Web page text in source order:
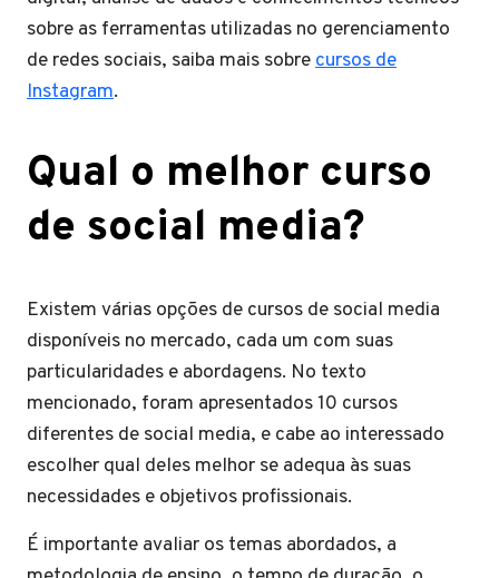
sobre as ferramentas utilizadas no gerenciamento
de redes sociais, saiba mais sobrecursos de
Instagram.
Qual o melhor curso
de social media?
Existem várias opções de cursos de social media
disponíveis no mercado, cada um com suas
particularidades e abordagens. No texto
mencionado, foram apresentados 10 cursos
diferentes de social media, e cabe ao interessado
escolher qual deles melhor se adequa às suas
necessidades e objetivos profissionais.
É importante avaliar os temas abordados, a